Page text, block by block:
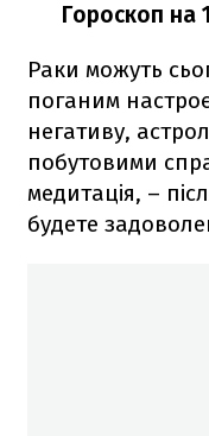
Гороскоп на
Раки можуть
поганим
негативу,
побутовими
медитація, –
будете